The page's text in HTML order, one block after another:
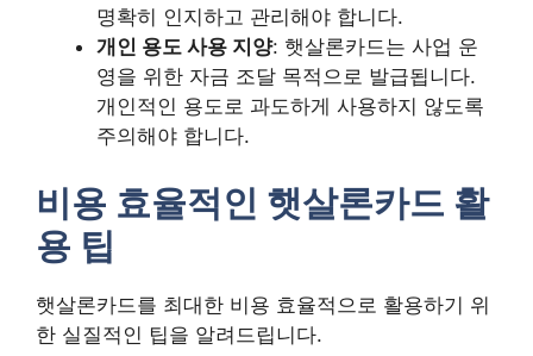
명확히 인지하고 관리해야 합니다.
개인 용도 사용 지양: 햇살론카드는 사업 운
영을 위한 자금 조달 목적으로 발급됩니다.
개인적인 용도로 과도하게 사용하지 않도록
주의해야 합니다.
비용 효율적인 햇살론카드 활
용 팁
햇살론카드를 최대한 비용 효율적으로 활용하기 위
한 실질적인 팁을 알려드립니다.